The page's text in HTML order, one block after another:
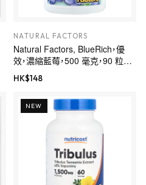
NATURAL FACTORS
Natural Factors, BlueRich，優
效，濃縮藍莓，500 毫克，90 粒軟
凝膠
HK$148
NEW